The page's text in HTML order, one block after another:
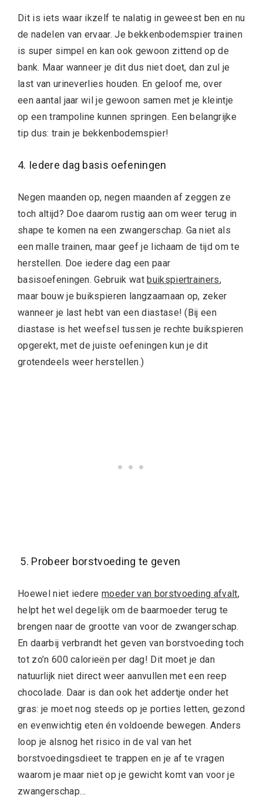
Dit is iets waar ikzelf te nalatig in geweest ben en nu
de nadelen van ervaar. Je bekkenbodemspier trainen
is super simpel en kan ook gewoon zittend op de
bank. Maar wanneer je dit dus niet doet, dan zul je
last van urineverlies houden. En geloof me, over
een aantal jaar wil je gewoon samen met je kleintje
op een trampoline kunnen springen. Een belangrijke
tip dus: train je bekkenbodemspier!
4. Iedere dag basis oefeningen
Negen maanden op, negen maanden af zeggen ze
toch altijd? Doe daarom rustig aan om weer terug in
shape te komen na een zwangerschap. Ga niet als
een malle trainen, maar geef je lichaam de tijd om te
herstellen. Doe iedere dag een paar
basisoefeningen. Gebruik watbuikspiertrainers,
maar bouw je buikspieren langzaamaan op, zeker
wanneer je last hebt van een diastase! (Bij een
diastase is het weefsel tussen je rechte buikspieren
opgerekt, met de juiste oefeningen kun je dit
grotendeels weer herstellen.)
5. Probeer borstvoeding te geven
Hoewel niet iederemoeder van borstvoeding afvalt,
helpt het wel degelijk om de baarmoeder terug te
brengen naar de grootte van voor de zwangerschap.
En daarbij verbrandt het geven van borstvoeding toch
tot zo’n 600 calorieën per dag! Dit moet je dan
natuurlijk niet direct weer aanvullen met een reep
chocolade. Daar is dan ook het addertje onder het
gras: je moet nog steeds op je porties letten, gezond
en evenwichtig eten én voldoende bewegen. Anders
loop je alsnog het risico in de val van het
borstvoedingsdieet te trappen en je af te vragen
waarom je maar niet op je gewicht komt van voor je
zwangerschap…